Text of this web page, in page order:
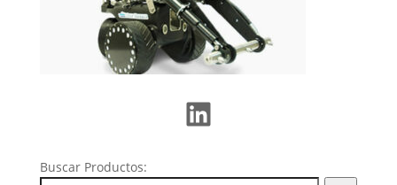
LinkedIn
Buscar Productos: